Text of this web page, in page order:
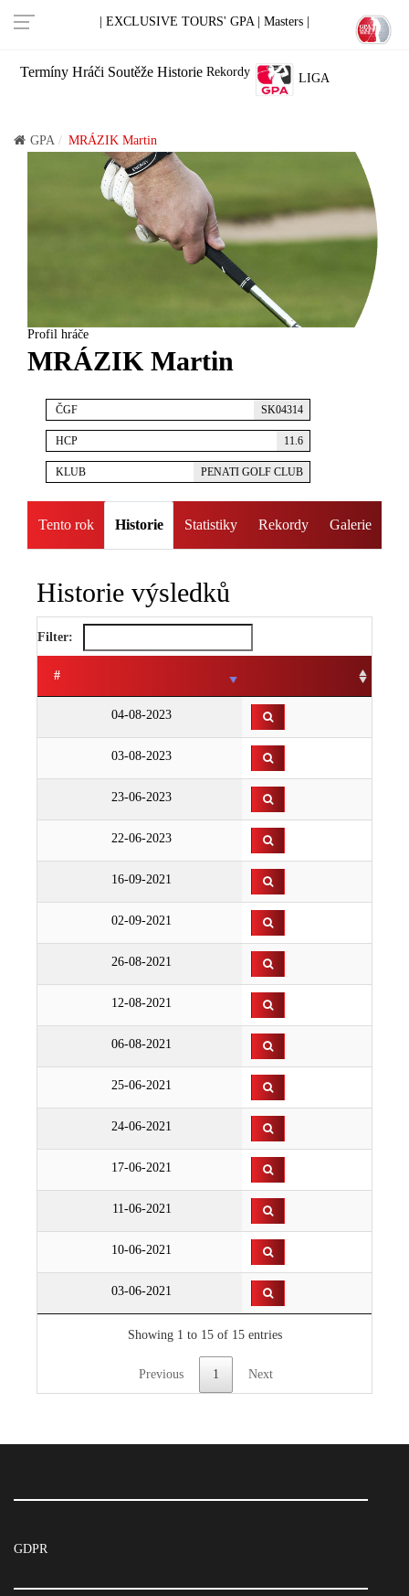
| EXCLUSIVE TOURS' GPA | Masters |
Termíny Hráči Soutěže Historie Rekordy LIGA
GPA MRÁZIK Martin
Profil hráče
MRÁZIK Martin
ČGF SK04314
HCP 11.6
KLUB PENATI GOLF CLUB
Tento rok Historie Statistiky Rekordy Galerie
Historie výsledků
Filter:
#
04-08-2023
03-08-2023
23-06-2023
22-06-2023
16-09-2021
02-09-2021
26-08-2021
12-08-2021
06-08-2021
25-06-2021
24-06-2021
17-06-2021
11-06-2021
10-06-2021
03-06-2021
Showing 1 to 15 of 15 entries
Previous 1 Next
GDPR